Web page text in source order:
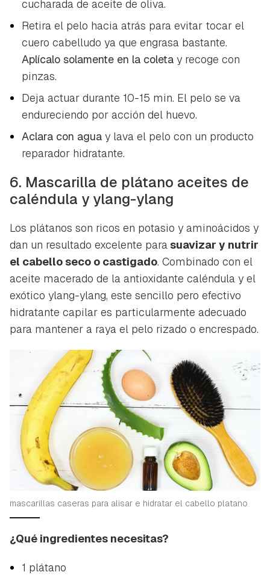
cucharada de aceite de oliva.
Retira el pelo hacia atrás para evitar tocar el
cuero cabelludo ya que engrasa bastante.
Aplícalo solamente en la coleta y recoge con
pinzas.
Deja actuar durante 10-15 min. El pelo se va
endureciendo por acción del huevo.
Aclara con agua y lava el pelo con un producto
reparador hidratante.
6. Mascarilla de plátano aceites de
caléndula y ylang-ylang
Los plátanos son ricos en potasio y aminoácidos y
dan un resultado excelente para suavizar y nutrir
el cabello seco o castigado. Combinado con el
aceite macerado de la antioxidante caléndula y el
exótico ylang-ylang, este sencillo pero efectivo
hidratante capilar es particularmente adecuado
para mantener a raya el pelo rizado o encrespado.
mascarillas caseras para alisar e hidratar el cabello platano
¿Qué ingredientes necesitas?
1 plátano